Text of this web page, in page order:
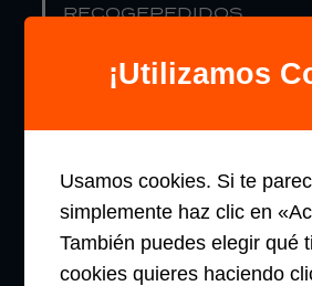
RECOGEPEDIDOS
RETRÁCTILES
EMPRESA
¡Utilizamos
Usamos cookies. Si te
simplemente haz clic en
También puedes elegir qué
cookies quieres haciendo